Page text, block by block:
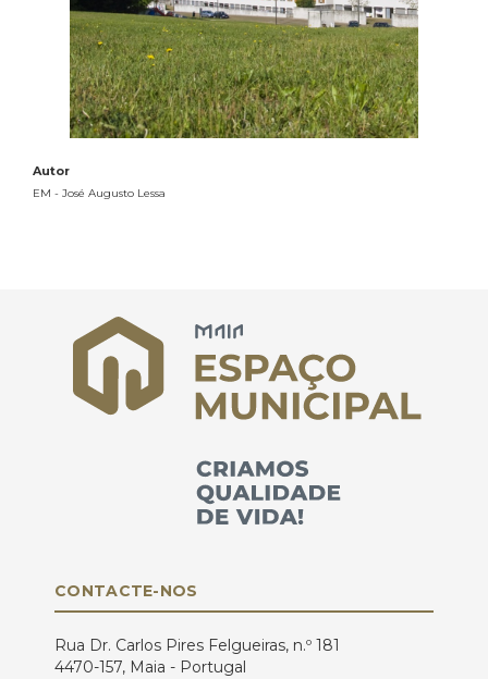
Autor
EM - José Augusto Lessa
CONTACTE-NOS
Rua Dr. Carlos Pires Felgueiras, n.º 181
4470-157, Maia - Portugal